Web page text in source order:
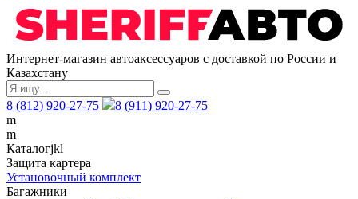
Интернет-магазин автоаксессуаров с доставкой по России и
Казахстану
8 (812) 920-27-75
8 (911) 920-27-75
m
m
Каталогjkl
Защита картера
Установочный комплект
Багажники